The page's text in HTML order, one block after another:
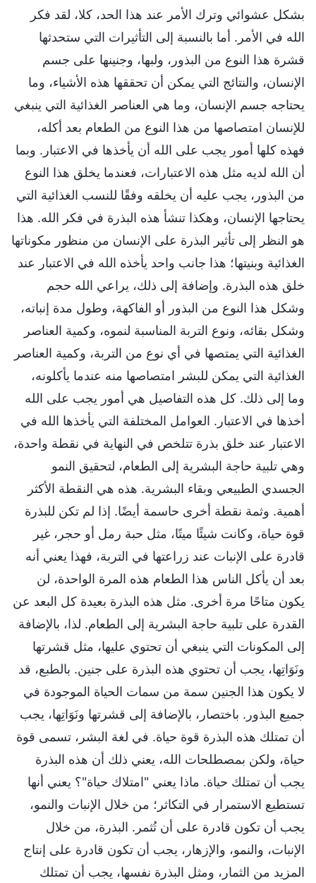
بشكل عشوائي وترك الأمر عند هذا الحد، كلا، لقد فكر
الله في الأمر. أما بالنسبة إلى التأثيرات التي ستحدثها
قشرة هذا النوع من البذور، ولبها، وجنينها على جسم
الإنسان، والنتائج التي يمكن أن تحققها هذه الأشياء، وما
يحتاجه جسم الإنسان، وما هي العناصر الغذائية التي ينبغي
للإنسان امتصاصها من هذا النوع من الطعام بعد أكله،
فهذه كلها أمور يجب على الله أن يأخذها في الاعتبار. وبما
أن الله لديه مثل هذه الاعتبارات، فعندما يخلق هذا النوع
من البذور، يجب عليه أن يخلقه وفقًا للنسب الغذائية التي
يحتاجها الإنسان، وهكذا تنشأ هذه البذرة في فكر الله. هذا
هو النظر إلى تأثير البذرة على الإنسان من منظور مكوناتها
الغذائية وبنيتها؛ هذا جانب واحد يأخذه الله في الاعتبار عند
خلق هذه البذرة. وإضافة إلى ذلك، يراعي الله حجم
وشكل هذا النوع من البذور أو الفاكهة، وطول مدة إنباته،
وشكل بقائه، ونوع التربة المناسبة لنموه، وكمية العناصر
الغذائية التي يمتصها في أي نوع من التربة، وكمية العناصر
الغذائية التي يمكن للبشر امتصاصها منه عندما يأكلونه،
وما إلى ذلك. كل هذه التفاصيل هي أمور يجب على الله
أخذها في الاعتبار. العوامل المختلفة التي يأخذها الله في
الاعتبار عند خلق بذرة تتلخص في النهاية في نقطة واحدة،
وهي تلبية حاجة البشرية إلى الطعام، لتحقيق النمو
الجسدي الطبيعي وبقاء البشرية. هذه هي النقطة الأكثر
أهمية. وثمة نقطة أخرى حاسمة أيضًا. إذا لم تكن للبذرة
قوة حياة، وكانت شيئًا ميتًا، مثل حبة رمل أو حجر، غير
قادرة على الإنبات عند زراعتها في التربة، فهذا يعني أنه
بعد أن يأكل الناس هذا الطعام هذه المرة الواحدة، لن
يكون متاحًا مرة أخرى. مثل هذه البذرة بعيدة كل البعد عن
القدرة على تلبية حاجة البشرية إلى الطعام. لذا، بالإضافة
إلى المكونات التي ينبغي أن تحتوي عليها، مثل قشرتها
ونَوَاتِها، يجب أن تحتوي هذه البذرة على جنين. بالطبع، قد
لا يكون هذا الجنين سمة من سمات الحياة الموجودة في
جميع البذور. باختصار، بالإضافة إلى قشرتها ونَوَاتِها، يجب
أن تمتلك هذه البذرة قوة حياة. في لغة البشر، تسمى قوة
حياة، ولكن بمصطلحات الله، يعني ذلك أن هذه البذرة
يجب أن تمتلك حياة. ماذا يعني "امتلاك حياة"؟ يعني أنها
تستطيع الاستمرار في التكاثر؛ من خلال الإنبات والنمو،
يجب أن تكون قادرة على أن تُثمر. البذرة، من خلال
الإنبات، والنمو، والإزهار، يجب أن تكون قادرة على إنتاج
المزيد من الثمار، ومثل البذرة نفسها، يجب أن تمتلك